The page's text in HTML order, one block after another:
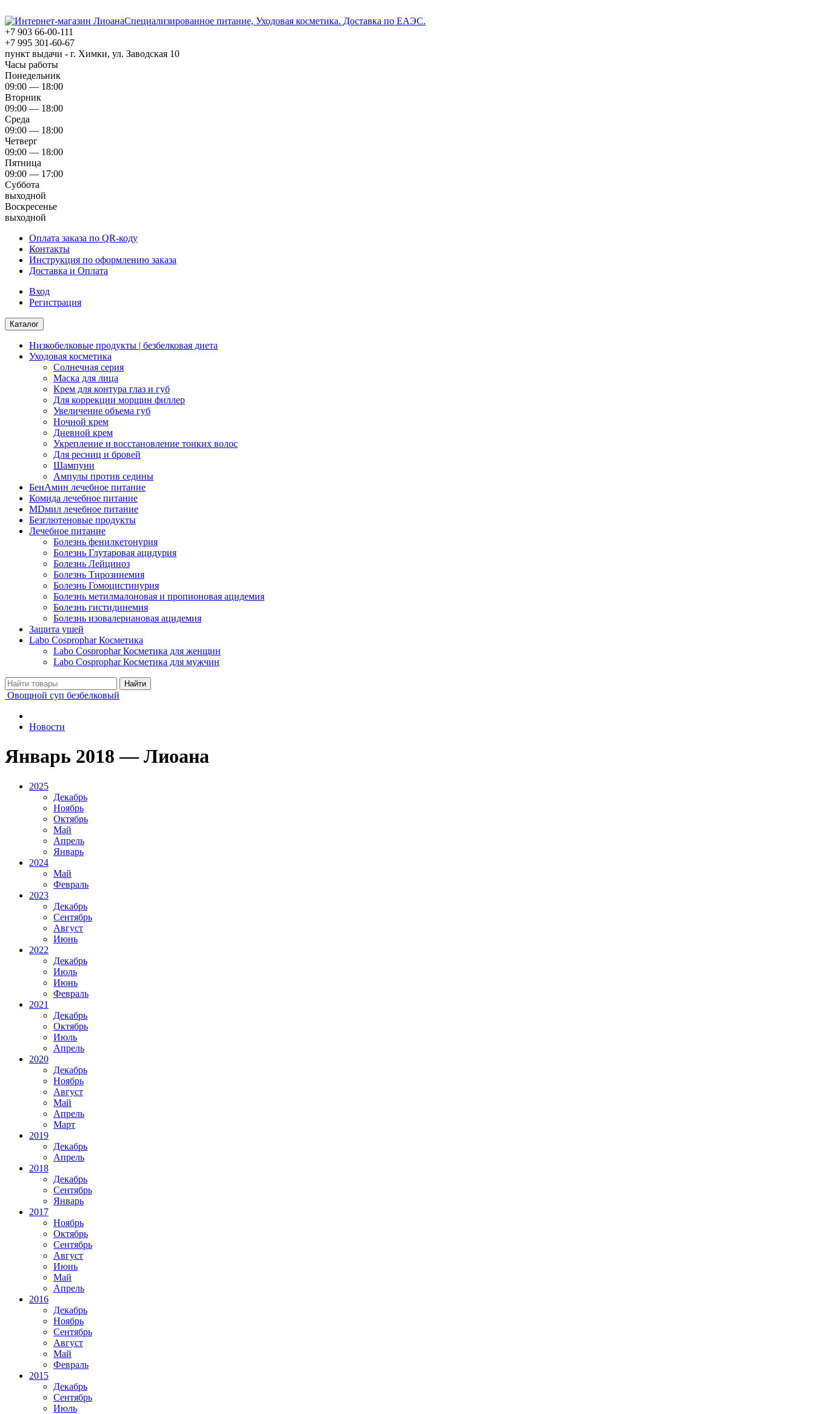
Специализированное питание, Уходовая косметика. Доставка по ЕАЭС.
+7 903 66-00-111
+7 995 301-60-67
пункт выдачи - г. Химки, ул. Заводская 10
Часы работы
Понедельник
09:00 — 18:00
Вторник
09:00 — 18:00
Среда
09:00 — 18:00
Четверг
09:00 — 18:00
Пятница
09:00 — 17:00
Суббота
выходной
Воскресенье
выходной
Оплата заказа по QR-коду
Контакты
Инструкция по оформлению заказа
Доставка и Оплата
Вход
Регистрация
Каталог
Низкобелковые продукты | безбелковая диета
Уходовая косметика
Солнечная серия
Маска для лица
Крем для контура глаз и губ
Для коррекции морщин филлер
Увеличение объема губ
Ночной крем
Дневной крем
Укрепление и восстановление тонких волос
Для ресниц и бровей
Шампуни
Ампулы против седины
БенАмин лечебное питание
Комида лечебное питание
MDмил лечебное питание
Безглютеновые продукты
Лечебное питание
Болезнь фенилкетонурия
Болезнь Глутаровая ацидурия
Болезнь Лейциноз
Болезнь Тирозинемия
Болезнь Гомоцистинурия
Болезнь метилмалоновая и пропионовая ацидемия
Болезнь гистидинемия
Болезнь изовалериановая ацидемия
Защита ушей
Labo Cosprophar Косметика
Labo Cosprophar Косметика для женщин
Labo Cosprophar Косметика для мужчин
Овощной суп безбелковый
Новости
Январь 2018 — Лиоана
2025
Декабрь
Ноябрь
Октябрь
Май
Апрель
Январь
2024
Май
Февраль
2023
Декабрь
Сентябрь
Август
Июнь
2022
Декабрь
Июль
Июнь
Февраль
2021
Декабрь
Октябрь
Июль
Апрель
2020
Декабрь
Ноябрь
Август
Май
Апрель
Март
2019
Декабрь
Апрель
2018
Декабрь
Сентябрь
Январь
2017
Ноябрь
Октябрь
Сентябрь
Август
Июнь
Май
Апрель
2016
Декабрь
Ноябрь
Сентябрь
Август
Май
Февраль
2015
Декабрь
Сентябрь
Июль